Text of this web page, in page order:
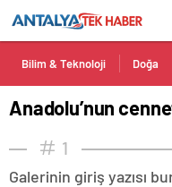
Bilim & Teknoloji Doğa
Anadolu’nun
1
Galerinin giriş yazısı